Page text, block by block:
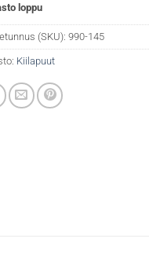
loppu
(SKU): 990-145
Kiilapuut